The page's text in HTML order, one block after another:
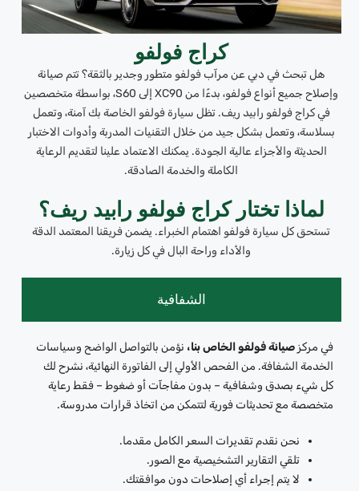
كراج فولفو
هل تبحث في دبي عن مرآب فولفو متطور وجدير بالثقة؟ تتم صيانة
وإصلاح جميع أنواع فولفو، بدءًا من XC90 إلى S60، بواسطة متخصصين
في كراج فولفو رابيد ريف. تظل سيارة فولفو الخاصة بك آمنة، وتعمل
بسلاسة، وتعمل بشكل جيد من خلال التقنيات المدربة وأدوات الاختبار
الحديثة والأجزاء عالية الجودة. يمكنك الاعتماد علينا لتقديم الرعاية
الكاملة والخدمة الصادقة.
لماذا تختار كراج فولفو رابيد ريف؟
تستحق كل سيارة فولفو اهتمام الخبراء. يضمن فريقنا المعتمد الدقة
والأداء وراحة البال في كل زيارة.
الشفافية
في مركز صيانة فولفو الخاص بنا، نؤمن بالتواصل الواضح وسياسات
الخدمة الشفافة. من الفحص الأولي إلى الفاتورة النهائية، نشرح لك
كل شيء بصدق وشفافية – بدون مفاجآت أو ضغوط – فقط رعاية
متخصصة مع تحديثات فورية لتتمكن من اتخاذ قرارات مدروسة.
نحن نقدم تقديرات السعر الكامل مقدما.
تلقي التقارير التشخيصية مع الصور.
لا يتم إجراء أي إصلاحات دون موافقتك.